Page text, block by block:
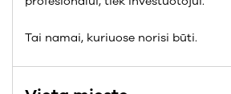
Tai namai, kuriuose norisi būti.